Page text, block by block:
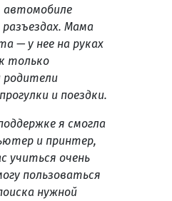
автомобиле
Мама
— у нее на руках
только
родители
и поездки.
я смогла
и принтер,
учиться очень
пользоваться
нужной